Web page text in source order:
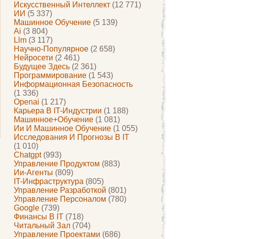
Искусственный Интеллект (12 771)
ИИ (5 337)
Машинное Обучение (5 139)
Ai (3 804)
Llm (3 117)
Научно-Популярное (2 658)
Нейросети (2 461)
Будущее Здесь (2 361)
Программирование (1 543)
Информационная Безопасность
(1 336)
Openai (1 217)
Карьера В IT-Индустрии (1 188)
Машинное+обучение (1 081)
Ии И Машинное Обучение (1 055)
Исследования И Прогнозы В IT
(1 010)
Chatgpt(993)
Управление Продуктом (883)
Ии-Агенты (809)
IT-Инфраструктура (805)
Управление Разработкой (801)
Управление Персоналом (780)
Google (739)
Финансы В IT (718)
Читальный Зал (704)
Управление Проектами (686)